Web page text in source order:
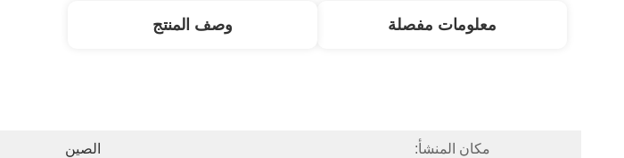
معلومات مفصلة وصف المنتج
مكان المنشأ: الصين